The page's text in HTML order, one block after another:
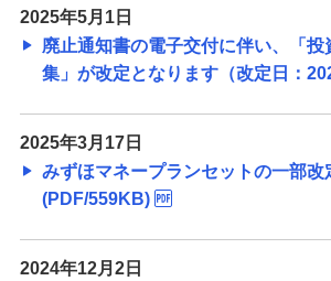
2025年5月1日
廃止通知書の電子交付に伴い、「投
集」が改定となります（改定日：
2025年3月17日
みずほマネープランセットの一部改
(PDF/559KB)
2024年12月2日